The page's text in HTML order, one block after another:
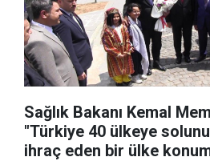
Sağlık Bakanı Kemal
"Türkiye 40 ülkeye
ihraç eden bir ülke